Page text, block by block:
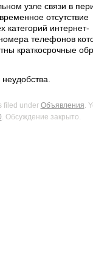
узле связи в
отсутствие
категорий интернет-
телефонов
краткосрочные
filed under Объявления.
. Обсуждение закрыто.